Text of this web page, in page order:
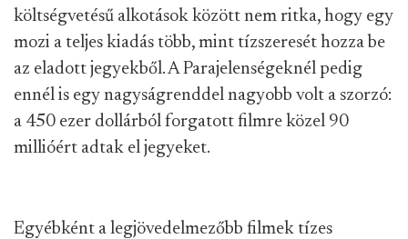
költségvetésű alkotások között nem ritka, hogy egy
mozi a teljes kiadás több, mint tízszeresét hozza be
az eladott jegyekből. A Parajelenségeknél pedig
ennél is egy nagyságrenddel nagyobb volt a szorzó:
a 450 ezer dollárból forgatott filmre közel 90
millióért adtak el jegyeket.
Egyébként a legjövedelmezőbb filmek tízes